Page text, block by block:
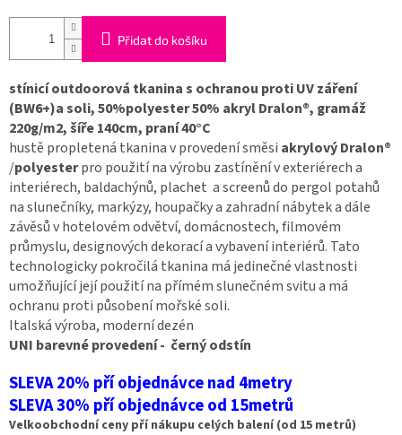
Přidat do košíku
stínicí outdoorová tkanina s ochranou proti UV záření
(BW6+)a soli, 50%polyester 50% akryl Dralon®, gramáž
220g/m2, šíře 140cm, praní 40°C
hustě propletená tkanina v provedení směsi akrylový Dralon®
/polyesterpro použití na výrobu zastínění v exteriérech a
interiérech, baldachýnů, plachet a screenů do pergol potahů
na slunečníky, markýzy, houpačky a zahradní nábytek a dále
závěsů v hotelovém odvětví, domácnostech, filmovém
průmyslu, designových dekorací a vybavení interiérů. Tato
technologicky pokročilá tkanina má jedinečné vlastnosti
umožňující její použití na přímém slunečném svitu a má
ochranu proti působení mořské soli.
Italská výroba, moderní dezén
UNI barevné provedení - černý odstín
SLEVA 20% pří objednávce nad 4metry
SLEVA 30% pří objednávce od 15metrů
Velkoobchodní ceny pří nákupu celých balení (od 15 metrů)